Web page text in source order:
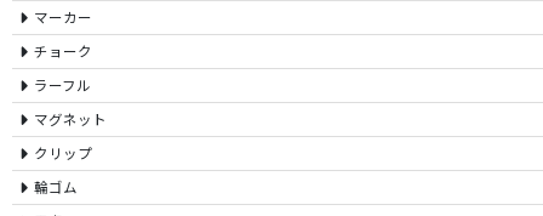
マーカー
チョーク
ラーフル
マグネット
クリップ
輪ゴム